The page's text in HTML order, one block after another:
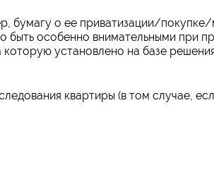
бумагу о ее приватизации/
быть особенно внимательными при
установлено на базе
квартиры (в том случае,